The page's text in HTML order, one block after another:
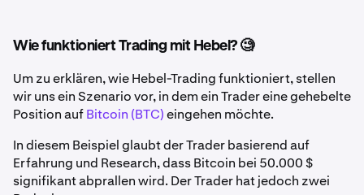
Wie funktioniert Trading mit Hebel? 🧐
Um zu erklären, wie Hebel-Trading funktioniert, stellen
wir uns ein Szenario vor, in dem ein Trader eine gehebelte
Position aufBitcoin (BTC)eingehen möchte.
In diesem Beispiel glaubt der Trader basierend auf
Erfahrung und Research, dass Bitcoin bei 50.000 $
signifikant abprallen wird. Der Trader hat jedoch zwei